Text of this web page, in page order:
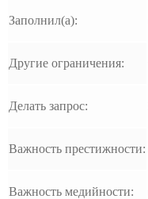
Заполнил(а):
Другие ограничения:
Делать запрос:
Важность престижности:
Важность медийности: